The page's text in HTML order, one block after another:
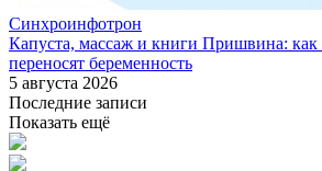
Синхроинфотрон
Капуста, массаж и книги Пришвина:
переносят беременность
5 августа 2026
Последние записи
Показать ещё